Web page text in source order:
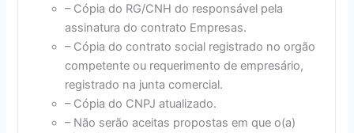
– Cópia do RG/CNH do responsável pela
assinatura do contrato Empresas.
– Cópia do contrato social registrado no orgão
competente ou requerimento de empresário,
registrado na junta comercial.
– Cópia do CNPJ atualizado.
– Não serão aceitas propostas em que o(a)